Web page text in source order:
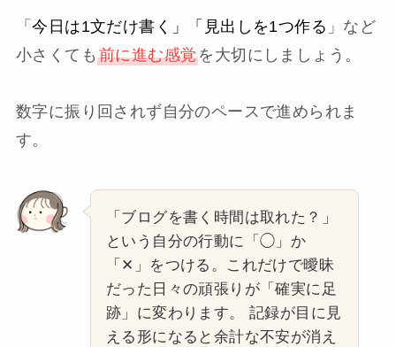
「今日は1文だけ書く」「見出しを1つ作る 」など
小さくても 前に進む感覚を大切にしましょう。
数字に振り回されず自分のペースで進められま
す。
「ブログを書く時間は取れた？」
という自分の行動に「◯」か
「✕」をつける。これだけで曖昧
だった日々の頑張りが「確実に足
跡」に変わります。 記録が目に見
える形になると余計な不安が消え